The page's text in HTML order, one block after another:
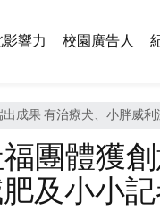
影響力 校園廣告人
成果 有治療犬、小胖威
團體獲
及小小